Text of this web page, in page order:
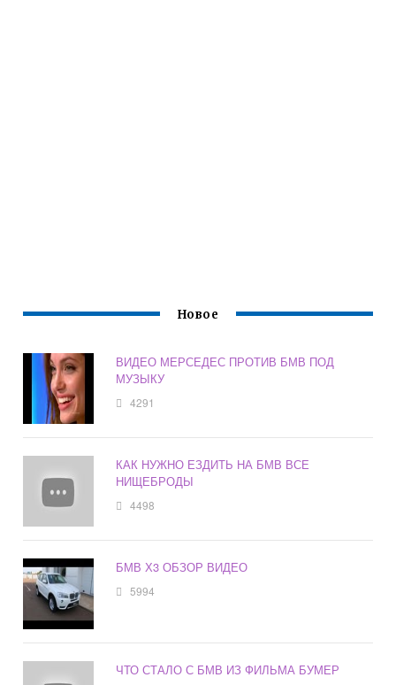
Новое
ВИДЕО МЕРСЕДЕС ПРОТИВ БМВ ПОД
МУЗЫКУ
4291
КАК НУЖНО ЕЗДИТЬ НА БМВ ВСЕ
НИЩЕБРОДЫ
4498
БМВ Х3 ОБЗОР ВИДЕО
5994
ЧТО СТАЛО С БМВ ИЗ ФИЛЬМА БУМЕР